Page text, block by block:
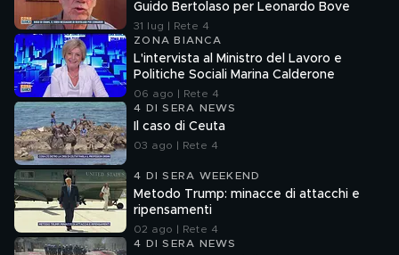
Guido Bertolaso per Leonardo Bove
31 lug | Rete 4
ZONA BIANCA
L'intervista al Ministro del Lavoro e
Politiche Sociali Marina Calderone
06 ago | Rete 4
4 DI SERA NEWS
Il caso di Ceuta
03 ago | Rete 4
4 DI SERA WEEKEND
Metodo Trump: minacce di attacchi e
ripensamenti
02 ago | Rete 4
4 DI SERA NEWS